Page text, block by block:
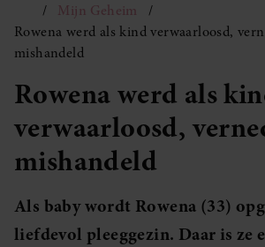
Mijn Geheim
Rowena werd als kind verwaarloosd,
mishandeld
Rowena werd als
verwaarloosd,
mishandeld
Als baby wordt Rowena (33)
liefdevol pleeggezin. Daar is ze